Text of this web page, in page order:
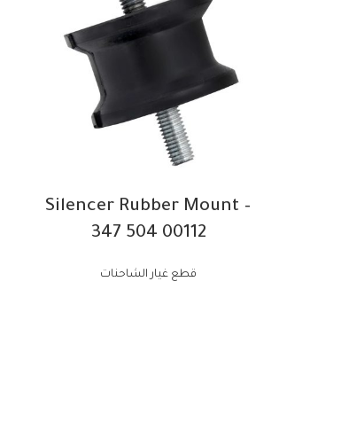
Silencer Rubber Mount –
347 504 00112
قطع غيار الشاحنات